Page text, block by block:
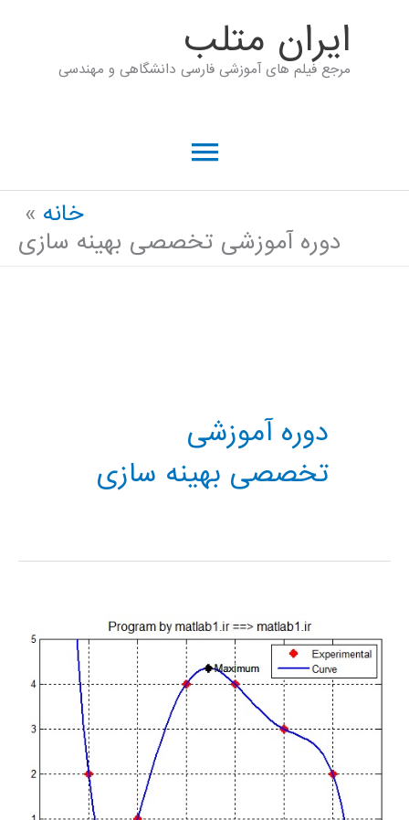
ايران متلب
مرجع فیلم های آموزشی فارسی دانشگاهی و مهندسی
فهرست
خانه
دوره آموزشی تخصصی بهینه سازی
دوره آموزشی
تخصصی بهینه سازی